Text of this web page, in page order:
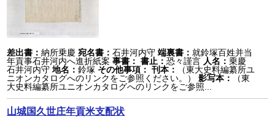
差出書：納所乗慶 宛名書：石井河内守 端裏書：就鈴塚百姓并当
年貢事石井河内へ進折紙案 事書： 書止：恐々謹言 人名：乗慶
石井河内守 地名：鈴塚 その他事項： 刊本：
（東大史料編纂所ユ
ニオンカタログへのリンクをご参照ください。）
影写本：
（東
大史料編纂所ユニオンカタログへのリンクをご参照...
山城国久世庄年貢米支配状